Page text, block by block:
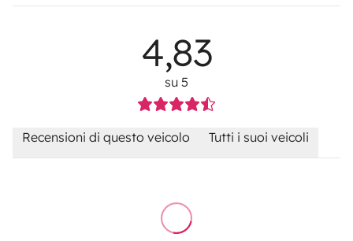
4,83
su 5
Recensioni di questo veicolo Tutti i suoi veicoli